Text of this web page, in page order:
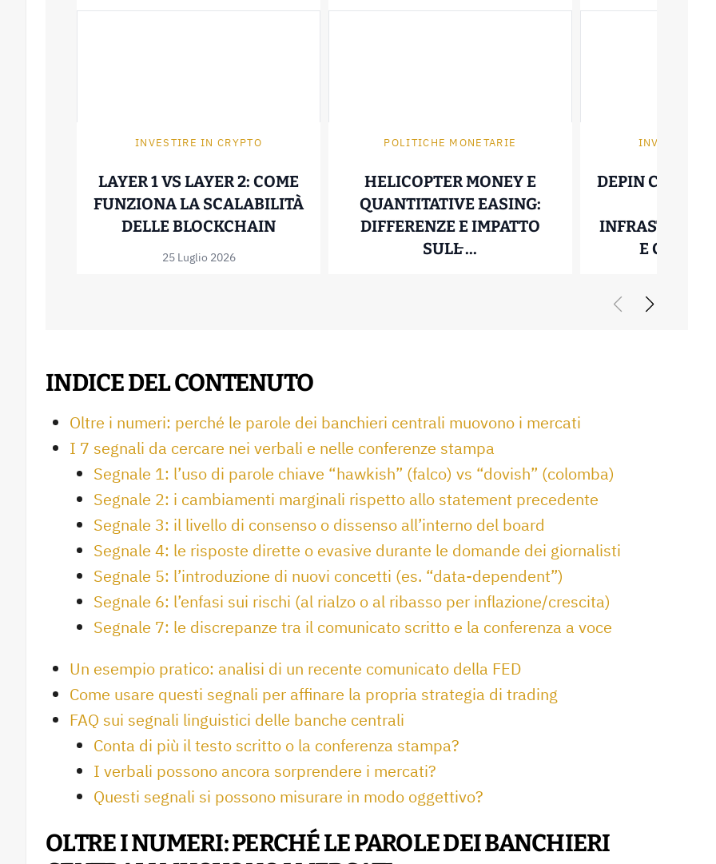
INVESTIRE IN CRYPTO
LAYER 1 VS LAYER 2: COME
FUNZIONA LA SCALABILITÀ
DELLE BLOCKCHAINLAYER 1 VS LAYER 2: COME FUNZIONA LA SCALABILITÀ
25 Luglio 2026
POLITICHE MONETARIE
HELICOPTER MONEY E
QUANTITATIVE EASING:
DIFFERENZE E IMPATTO
SULL̵ ... HELICOPTER MONEY E
INVESTIRE IN
DEPIN CRYPTO:
E COME
INDICE DEL CONTENUTO
Oltre i numeri: perché le parole dei banchieri centrali muovono i mercati
I 7 segnali da cercare nei verbali e nelle conferenze stampa
Segnale 1: l’uso di parole chiave “hawkish” (falco) vs “dovish” (colomba)
Segnale 2: i cambiamenti marginali rispetto allo statement precedente
Segnale 3: il livello di consenso o dissenso all’interno del board
Segnale 4: le risposte dirette o evasive durante le domande dei giornalisti
Segnale 5: l’introduzione di nuovi concetti (es. “data-dependent”)
Segnale 6: l’enfasi sui rischi (al rialzo o al ribasso per inflazione/crescita)
Segnale 7: le discrepanze tra il comunicato scritto e la conferenza a voce
Un esempio pratico: analisi di un recente comunicato della FED
Come usare questi segnali per affinare la propria strategia di trading
FAQ sui segnali linguistici delle banche centrali
Conta di più il testo scritto o la conferenza stampa?
I verbali possono ancora sorprendere i mercati?
Questi segnali si possono misurare in modo oggettivo?
OLTRE I NUMERI: PERCHÉ LE PAROLE DEI BANCHIERI